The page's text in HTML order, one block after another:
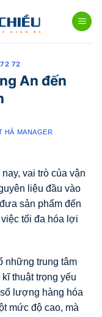
72
An đến
HÀ MANAGER
vai trò của vận
liệu đầu vào
sản phẩm đến
tối đa hóa lợi
những trung tâm
thuật trọng yếu
lượng hàng hóa
mức độ cao, mà